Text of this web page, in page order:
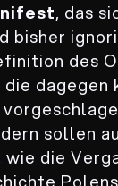
, das
bisher
des
dagegen
sollen
die